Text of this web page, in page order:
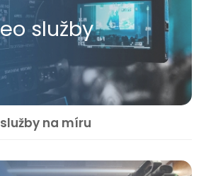
služby
na míru